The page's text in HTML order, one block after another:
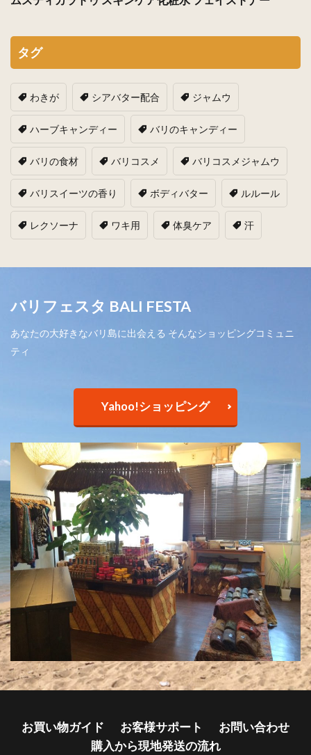
タグ
わきが シアバター配合 ジャムウ
ハーブキャンディー バリのキャンディー
バリの食材 バリコスメ バリコスメジャムウ
バリスイーツの香り ボディバター ルルール
レクソーナ ワキ用 体臭ケア 汗
バリフェスタ BALI FESTA
あなたの大好きなバリ島に出会える そんなショッピングコミュニ
ティ
Yahoo!ショッピング
お買い物ガイド お客様サポート
お問い合わせ
購入から現地発送の流れ